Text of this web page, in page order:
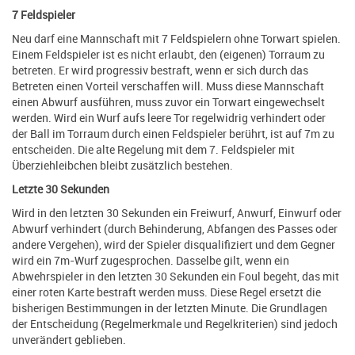
7 Feldspieler
Neu darf eine Mannschaft mit 7 Feldspielern ohne Torwart spielen.
Einem Feldspieler ist es nicht erlaubt, den (eigenen) Torraum zu
betreten. Er wird progressiv bestraft, wenn er sich durch das
Betreten einen Vorteil verschaffen will. Muss diese Mannschaft
einen Abwurf ausführen, muss zuvor ein Torwart eingewechselt
werden. Wird ein Wurf aufs leere Tor regelwidrig verhindert oder
der Ball im Torraum durch einen Feldspieler berührt, ist auf 7m zu
entscheiden. Die alte Regelung mit dem 7. Feldspieler mit
Überziehleibchen bleibt zusätzlich bestehen.
Letzte 30 Sekunden
Wird in den letzten 30 Sekunden ein Freiwurf, Anwurf, Einwurf oder
Abwurf verhindert (durch Behinderung, Abfangen des Passes oder
andere Vergehen), wird der Spieler disqualifiziert und dem Gegner
wird ein 7m-Wurf zugesprochen. Dasselbe gilt, wenn ein
Abwehrspieler in den letzten 30 Sekunden ein Foul begeht, das mit
einer roten Karte bestraft werden muss. Diese Regel ersetzt die
bisherigen Bestimmungen in der letzten Minute. Die Grundlagen
der Entscheidung (Regelmerkmale und Regelkriterien) sind jedoch
unverändert geblieben.